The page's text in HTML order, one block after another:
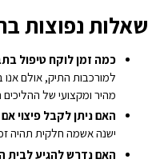
שאלות נפוצות
כמה זמן לוקח טיפול
למורכבות התיק, אולם אנו
מהיר ומקצועי של
האם ניתן לקבל פיצוי
ישנה אשמה חלקית תהיה
האם נדרש להגיע לבית